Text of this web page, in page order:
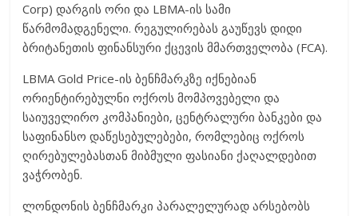
Corp) დარგის ორი და LBMA-ის სამი
წარმომადგენელი. რეგულირებას გაუწევს დიდი
ბრიტანეთის ფინანსური ქცევის მმართველობა (FCA).
LBMA Gold Price-ის ბენჩმარკზე იქნებიან
ორიენტირებულნი ოქროს მომპოვებელი და
საიუველირო კომპანიები, ცენტრალური ბანკები და
საფინანსო დაწესებულებები, რომლებიც ოქროს
ღირებულებასთან მიბმული ფასიანი ქაღალდებით
ვაჭრობენ.
ლონდონის ბენჩმარკი პარალელურად არსებობს